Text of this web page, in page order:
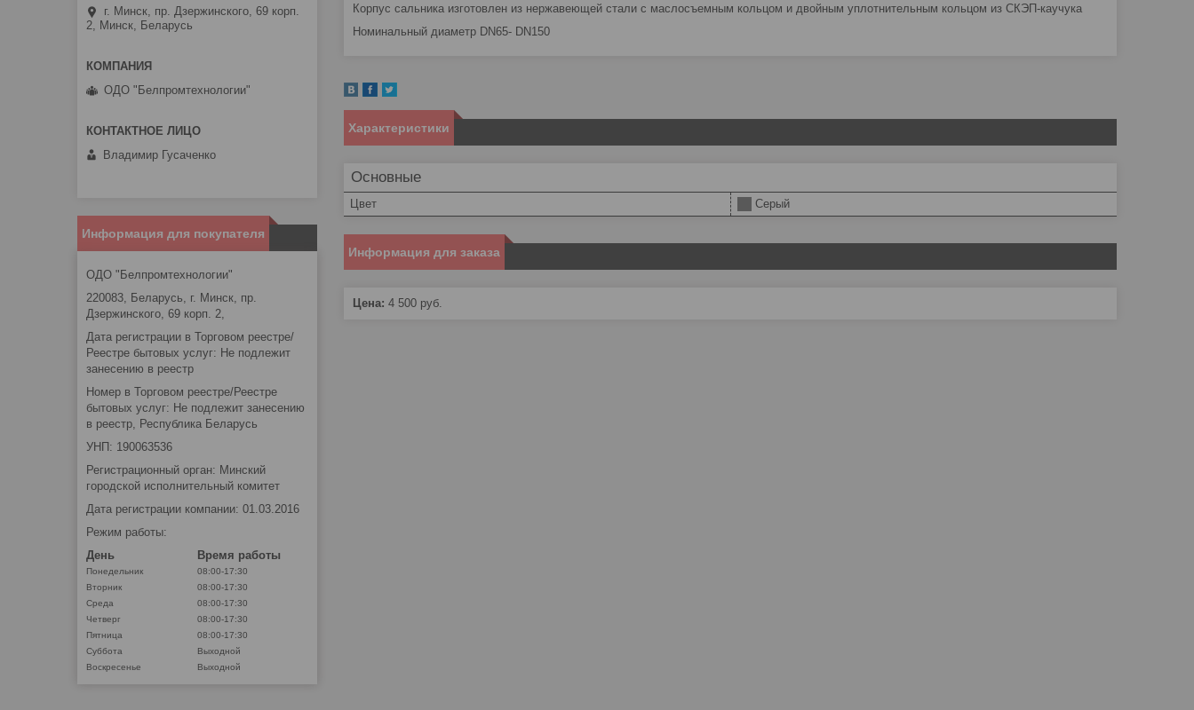
Корпус сальника изготовлен из нержавеющей стали с маслосъемным кольцом и двойным уплотнительным кольцом из СКЭП-каучука
Номинальный диаметр DN65- DN150
Характеристики
Основные
Цвет Серый
Информация для заказа
Цена: 4 500 руб.
г. Минск, пр. Дзержинского, 69 корп.
2, Минск, Беларусь
ОДО "Белпромтехнологии"
Владимир Гусаченко
Информация для покупателя
ОДО "Белпромтехнологии"
220083, Беларусь, г. Минск, пр.
Дзержинского, 69 корп. 2,
Дата регистрации в Торговом реестре/
Реестре бытовых услуг: Не подлежит
занесению в реестр
Номер в Торговом реестре/Реестре
бытовых услуг: Не подлежит занесению
в реестр, Республика Беларусь
УНП: 190063536
Регистрационный орган: Минский
городской исполнительный комитет
Дата регистрации компании: 01.03.2016
Режим работы:
День
Время работы
Понедельник
08:00-17:30
Вторник
08:00-17:30
Среда
08:00-17:30
Четверг
08:00-17:30
Пятница
08:00-17:30
Суббота
Выходной
Воскресенье
Выходной